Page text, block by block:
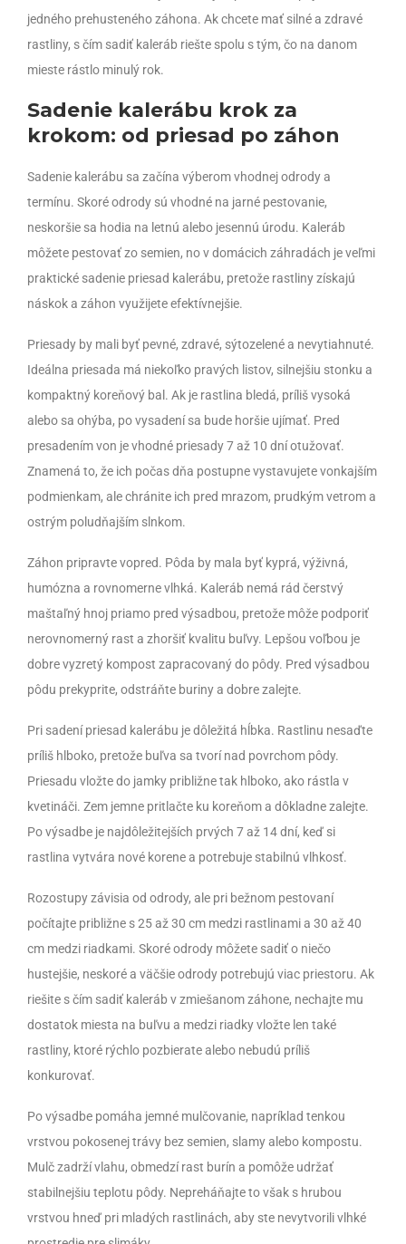
jedného prehusteného záhona. Ak chcete mať silné a zdravé
rastliny, s čím sadiť kaleráb riešte spolu s tým, čo na danom
mieste rástlo minulý rok.
Sadenie kalerábu krok za
krokom: od priesad po záhon
Sadenie kalerábu sa začína výberom vhodnej odrody a
termínu. Skoré odrody sú vhodné na jarné pestovanie,
neskoršie sa hodia na letnú alebo jesennú úrodu. Kaleráb
môžete pestovať zo semien, no v domácich záhradách je veľmi
praktické sadenie priesad kalerábu, pretože rastliny získajú
náskok a záhon využijete efektívnejšie.
Priesady by mali byť pevné, zdravé, sýtozelené a nevytiahnuté.
Ideálna priesada má niekoľko pravých listov, silnejšiu stonku a
kompaktný koreňový bal. Ak je rastlina bledá, príliš vysoká
alebo sa ohýba, po vysadení sa bude horšie ujímať. Pred
presadením von je vhodné priesady 7 až 10 dní otužovať.
Znamená to, že ich počas dňa postupne vystavujete vonkajším
podmienkam, ale chránite ich pred mrazom, prudkým vetrom a
ostrým poludňajším slnkom.
Záhon pripravte vopred. Pôda by mala byť kyprá, výživná,
humózna a rovnomerne vlhká. Kaleráb nemá rád čerstvý
maštaľný hnoj priamo pred výsadbou, pretože môže podporiť
nerovnomerný rast a zhoršiť kvalitu buľvy. Lepšou voľbou je
dobre vyzretý kompost zapracovaný do pôdy. Pred výsadbou
pôdu prekyprite, odstráňte buriny a dobre zalejte.
Pri sadení priesad kalerábu je dôležitá hĺbka. Rastlinu nesaďte
príliš hlboko, pretože buľva sa tvorí nad povrchom pôdy.
Priesadu vložte do jamky približne tak hlboko, ako rástla v
kvetináči. Zem jemne pritlačte ku koreňom a dôkladne zalejte.
Po výsadbe je najdôležitejších prvých 7 až 14 dní, keď si
rastlina vytvára nové korene a potrebuje stabilnú vlhkosť.
Rozostupy závisia od odrody, ale pri bežnom pestovaní
počítajte približne s 25 až 30 cm medzi rastlinami a 30 až 40
cm medzi riadkami. Skoré odrody môžete sadiť o niečo
hustejšie, neskoré a väčšie odrody potrebujú viac priestoru. Ak
riešite s čím sadiť kaleráb v zmiešanom záhone, nechajte mu
dostatok miesta na buľvu a medzi riadky vložte len také
rastliny, ktoré rýchlo pozbierate alebo nebudú príliš
konkurovať.
Po výsadbe pomáha jemné mulčovanie, napríklad tenkou
vrstvou pokosenej trávy bez semien, slamy alebo kompostu.
Mulč zadrží vlahu, obmedzí rast burín a pomôže udržať
stabilnejšiu teplotu pôdy. Nepreháňajte to však s hrubou
vrstvou hneď pri mladých rastlinách, aby ste nevytvorili vlhké